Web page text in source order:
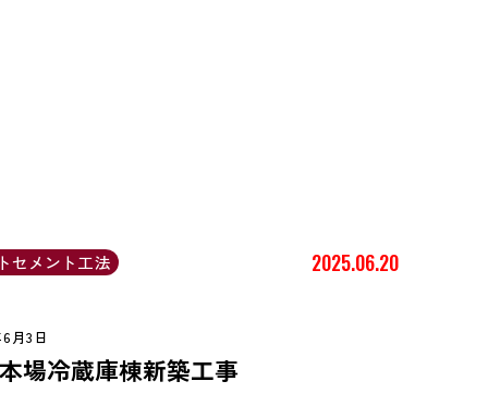
セメント工法 2025.06.20
月3日
場冷蔵庫棟新築工事